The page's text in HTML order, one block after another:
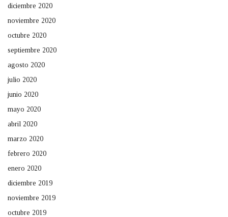
diciembre 2020
noviembre 2020
octubre 2020
septiembre 2020
agosto 2020
julio 2020
junio 2020
mayo 2020
abril 2020
marzo 2020
febrero 2020
enero 2020
diciembre 2019
noviembre 2019
octubre 2019